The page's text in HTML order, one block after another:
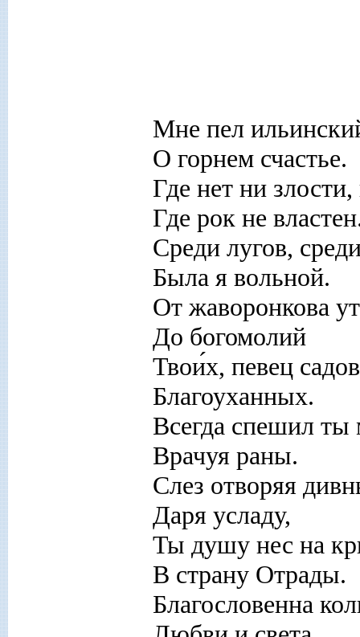
Мне пел
О горнем счастье.
Где нет ни
Где рок не
Среди лугов,
Была я вольной.
От жаворонкова
До богомолий
Твои́х, певец
Благоуханных.
Всегда спешил ты
Врачуя раны.
Слез отворяя
Даря усладу,
Ты душу нес на
В страну Отрады.
Благословенна